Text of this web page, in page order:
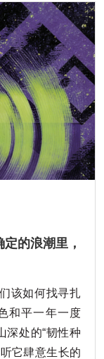
的浪潮里，
该如何找寻扎
和平一年一度
深处的“韧性种
它肆意生长的